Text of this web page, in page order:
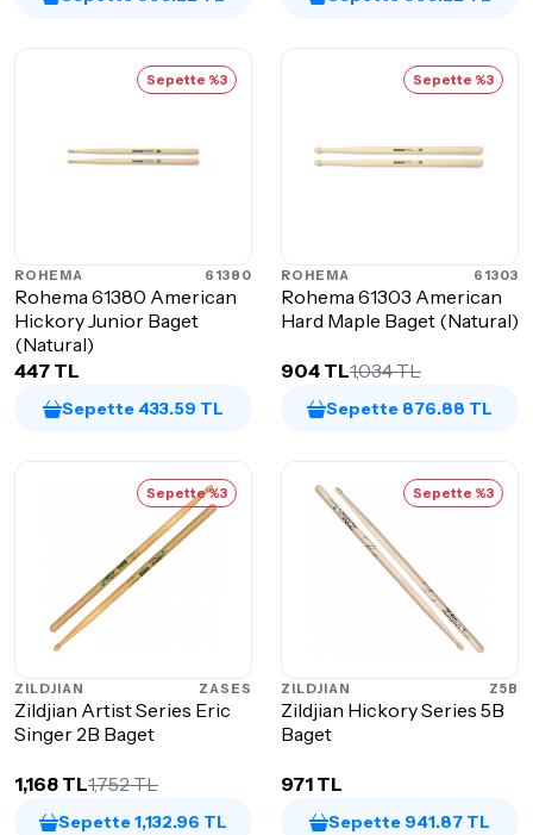
Sepette %3
ROHEMA 61380
Rohema 61380 American
Hickory Junior Baget
(Natural)
447 TL
Sepette 433.59 TL
Sepette %3
ROHEMA 61303
Rohema 61303 American
Hard Maple Baget (Natural)
904 TL1,034 TL
Sepette 876.88 TL
Sepette %3
ZILDJIAN ZASES
Zildjian Artist Series Eric
Singer 2B Baget
1,168 TL1,752 TL
Sepette 1,132.96 TL
Sepette %3
ZILDJIAN Z5B
Zildjian Hickory Series 5B
Baget
971 TL
Sepette 941.87 TL